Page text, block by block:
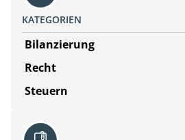
KATEGORIEN
Bilanzierung
Recht
Steuern